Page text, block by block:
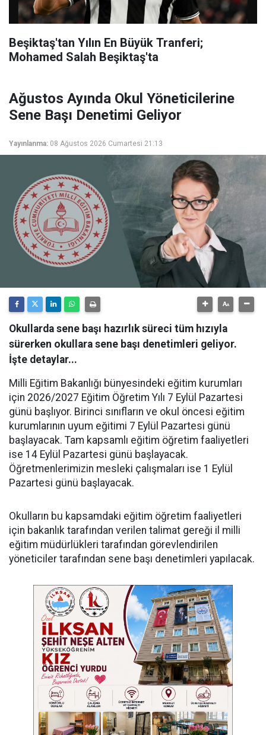
Beşiktaş'tan Yılın En Büyük Tranferi;
Mohamed Salah Beşiktaş'ta
Ağustos Ayında Okul Yöneticilerine
Sene Başı Denetimi Geliyor
Yayınlanma: 08 Ağustos 2026 Cumartesi 21:13
Okullarda sene başı hazırlık süreci tüm hızıyla
sürerken okullara sene başı denetimleri geliyor.
İşte detaylar...
Milli Eğitim Bakanlığı bünyesindeki eğitim kurumları
için 2026/2027 Eğitim Öğretim Yılı 7 Eylül Pazartesi
günü başlıyor. Birinci sınıfların ve okul öncesi eğitim
kurumlarının uyum eğitimi 7 Eylül Pazartesi günü
başlayacak. Tam kapsamlı eğitim öğretim faaliyetleri
ise 14 Eylül Pazartesi günü başlayacak.
Öğretmenlerimizin mesleki çalışmaları ise 1 Eylül
Pazartesi günü başlayacak.
Okulların bu kapsamdaki eğitim öğretim faaliyetleri
için bakanlık tarafından verilen talimat gereği il milli
eğitim müdürlükleri tarafından görevlendirilen
yöneticiler tarafından sene başı denetimleri yapılacak.